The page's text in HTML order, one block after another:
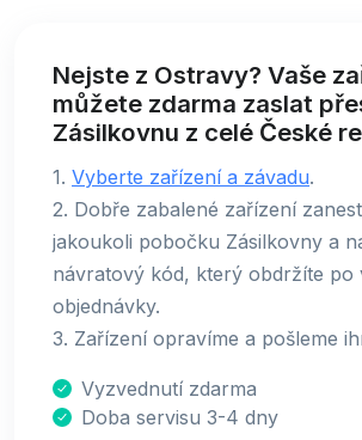
Nejste z Ostravy? Vaše
můžete zdarma zaslat
Zásilkovnu z celé České
1. Vyberte zařízení a závadu.
2. Dobře zabalené zařízení
jakoukoli pobočku Zásilkovny a
návratový kód, který obdržíte po
objednávky.
3. Zařízení opravíme a pošleme
Vyzvednutí zdarma
Doba servisu 3-4 dny